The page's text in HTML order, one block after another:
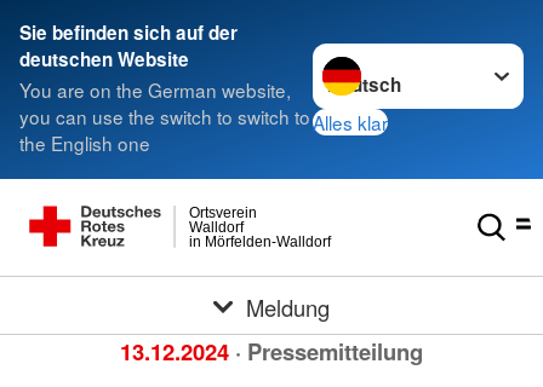
Sie befinden sich auf der
deutschen Website
You are on the German website,
you can use the switch to switch to
the English one
Sprache wechseln zu
Alles klar
in Mörfelden-Walldorf
Walldorf
Ortsverein
Meldung
13.12.2024 · Pressemitteilung